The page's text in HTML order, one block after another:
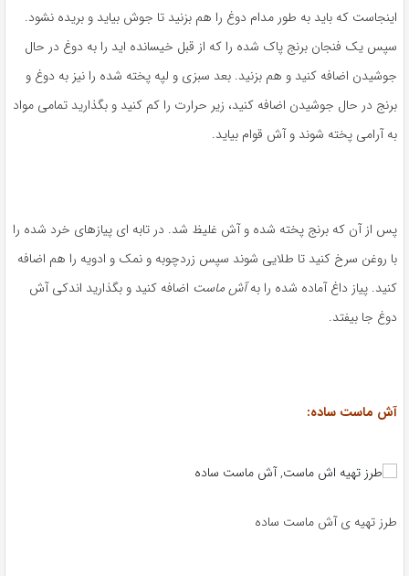
اینجاست که باید به طور مدام دوغ را هم بزنید تا جوش بیاید و بریده نشود.
سپس یک فنجان برنج پاک شده را که از قبل خیسانده اید را به دوغ در حال
جوشیدن اضافه کنید و هم بزنید. بعد سبزی و لپه پخته شده را نیز به دوغ و
برنج در حال جوشیدن اضافه کنید، زیر حرارت را کم کنید و بگذارید تمامی مواد
به آرامی پخته شوند و آش قوام بیاید.
پس از آن که برنج پخته شده و آش غلیظ شد. در تابه ای پیازهای خرد شده را
با روغن سرخ کنید تا طلایی شوند سپس زردچوبه و نمک و ادویه را هم اضافه
کنید. پیاز داغ آماده شده را بهآش ماست اضافه کنید و بگذارید اندکی آش
دوغ جا بیفتد.
آش ماست ساده:
طرز تهیه ی آش ماست ساده